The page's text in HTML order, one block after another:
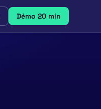
Démo 20 min